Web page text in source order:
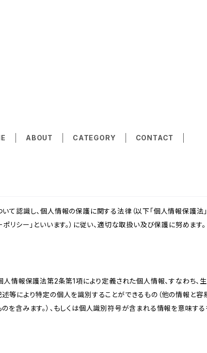
ABOUT CATEGORY CONTACT
認識し、個人情報の保護に関する法律（以下「個人情報保護法」
リシー」といいます。）に従い、適切な取扱い及び保護に努めます。
人情報保護法第2条第1項により定義された個人情報、すなわち、
等により特定の個人を識別することができるもの（他の情報と容
を含みます。）、もしくは個人識別符号が含まれる情報を意味する